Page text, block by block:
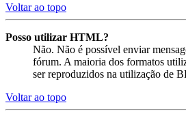
Voltar ao topo
Posso utilizar HTML?
Não. Não é possível enviar
fórum. A maioria dos formatos
ser reproduzidos na utilização de
Voltar ao topo